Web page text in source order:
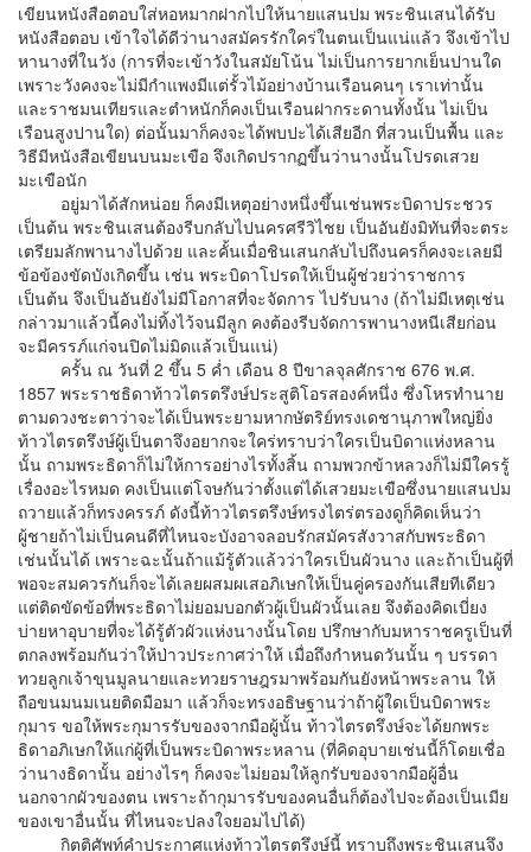
เขียนหนังสือตอบใส่หอหมากฝากไปให้นายแสนปม พระชินเสนได้รับ
หนังสือตอบ เข้าใจได้ดีว่านางสมัครรักใคร่ในตนเป็นแน่แล้ว จึงเข้าไป
หานางที่ในวัง (การที่จะเข้าวังในสมัยโน้น ไม่เป็นการยากเย็นปานใด
เพราะวังคงจะไม่มีกำแพงมีแต่รั้วไม้อย่างบ้านเรือนคนๆ เราเท่านั้น
และราชมนเทียรและตำหนักก็คงเป็นเรือนฝากระดานทั้งนั้น ไม่เป็น
เรือนสูงปานใด) ต่อนั้นมาก็คงจะได้พบปะได้เสียอีก ที่สวนเป็นพื้น และ
วิธีมีหนังสือเขียนบนมะเขือ จึงเกิดปรากฏขึ้นว่านางนั้นโปรดเสวย
มะเขือนัก
อยู่มาได้สักหน่อย ก็คงมีเหตุอย่างหนึ่งขึ้นเช่นพระบิดาประชวร
เป็นต้น พระชินเสนต้องรีบกลับไปนครศรีวิไชย เป็นอันยังมิทันที่จะตระ
เตรียมลักพานางไปด้วย และคั้นเมื่อชินเสนกลับไปถึงนครก็คงจะเลยมี
ข้อข้องขัดบังเกิดขึ้น เช่น พระบิดาโปรดให้เป็นผู้ช่วยว่าราชการ
เป็นต้น จึงเป็นอันยังไม่มีโอกาสที่จะจัดการ ไปรับนาง (ถ้าไม่มีเหตุเช่น
กล่าวมาแล้วนี้คงไม่ทิ้งไว้จนมีลูก คงต้องรีบจัดการพานางหนีเสียก่อน
จะมีครรภ์แก่จนปิดไม่มิดแล้วเป็นแน่)
ครั้น ณ วันที่ 2 ขึ้น 5 ค่ำ เดือน 8 ปีขาลจุลศักราช 676 พ.ศ.
1857 พระราชธิดาท้าวไตรตรึงษ์ประสูติโอรสองค์หนึ่ง ซึ่งโหรทำนาย
ตามดวงชะตาว่าจะได้เป็นพระยามหากษัตริย์ทรงเดชานุภาพใหญ่ยิ่ง
ท้าวไตรตรึงษ์ผู้เป็นตาจึงอยากจะใคร่ทราบว่าใครเป็นบิดาแห่งหลาน
นั้น ถามพระธิดาก็ไม่ให้การอย่างไรทั้งสิ้น ถามพวกข้าหลวงก็ไม่มีใครรู้
เรื่องอะไรหมด คงเป็นแต่โจษกันว่าตั้งแต่ได้เสวยมะเขือซึ่งนายแสนปม
ถวายแล้วก็ทรงครรภ์ ดังนี้ท้าวไตรตรึงษ์ทรงไตร่ตรองดูก็คิดเห็นว่า
ผู้ชายถ้าไม่เป็นคนดีที่ไหนจะบังอาจลอบรักสมัครสังวาสกับพระธิดา
เช่นนั้นได้ เพราะฉะนั้นถ้าแม้รู้ตัวแล้วว่าใครเป็นผัวนาง และถ้าเป็นผู้ที่
พอจะสมควรกันก็จะได้เลยผสมผเสอภิเษกให้เป็นคู่ครองกันเสียทีเดียว
แต่ติดขัดข้อที่พระธิดาไม่ยอมบอกตัวผู้เป็นผัวนั้นเลย จึงต้องคิดเบี่ยง
บ่ายหาอุบายที่จะได้รู้ตัวผัวแห่งนางนั้นโดย ปรึกษากับมหาราชครูเป็นที่
ตกลงพร้อมกันว่าให้ป่าวประกาศว่าให้ เมื่อถึงกำหนดวันนั้น ๆ บรรดา
ทวยลูกเจ้าขุนมูลนายและทวยราษฎรมาพร้อมกันยังหน้าพระลาน ให้
ถือขนมนมเนยติดมือมา แล้วก็จะทรงอธิษฐานว่าถ้าผู้ใดเป็นบิดาพระ
กุมาร ขอให้พระกุมารรับของจากมือผู้นั้น ท้าวไตรตรึงษ์จะได้ยกพระ
ธิดาอภิเษกให้แก่ผู้ที่เป็นพระบิดาพระหลาน (ที่คิดอุบายเช่นนี้ก็โดยเชื่อ
ว่านางธิดานั้น อย่างไรๆ ก็คงจะไม่ยอมให้ลูกรับของจากมือผู้อื่น
นอกจากผัวของตน เพราะถ้ากุมารรับของคนอื่นก็ต้องไปจะต้องเป็นเมีย
ของเขาอื่นนั้น ที่ไหนจะปลงใจยอมไปได้)
กิตติศัพท์คำประกาศแห่งท้าวไตรตรึงษ์นี้ ทราบถึงพระชินเสนจึง